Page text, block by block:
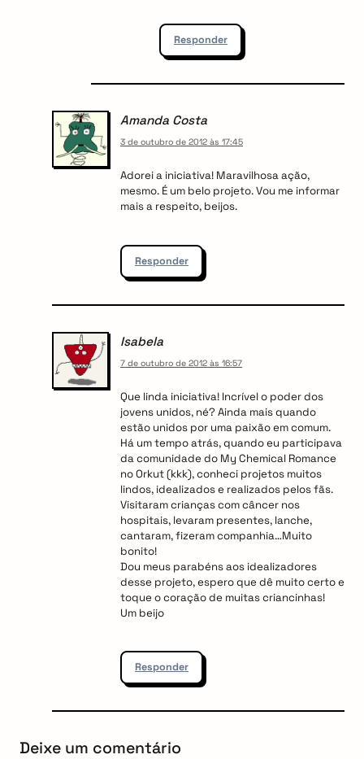
Responder
Amanda Costa
3 de outubro de 2012 às 17:45
Adorei a iniciativa! Maravilhosa ação,
mesmo. É um belo projeto. Vou me informar
mais a respeito, beijos.
Responder
Isabela
7 de outubro de 2012 às 16:57
Que linda iniciativa! Incrível o poder dos
jovens unidos, né? Ainda mais quando
estão unidos por uma paixão em comum.
Há um tempo atrás, quando eu participava
da comunidade do My Chemical Romance
no Orkut (kkk), conheci projetos muitos
lindos, idealizados e realizados pelos fãs.
Visitaram crianças com câncer nos
hospitais, levaram presentes, lanche,
cantaram, fizeram companhia…Muito
bonito!
Dou meus parabéns aos idealizadores
desse projeto, espero que dê muito certo e
toque o coração de muitas criancinhas!
Um beijo
Responder
Deixe um comentário